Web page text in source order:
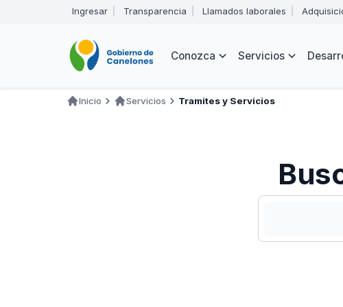
Ingresar Transparencia Llamados laborales
Navegación
Conozca Servicios
Inicio Servicios Tramites y Servicios